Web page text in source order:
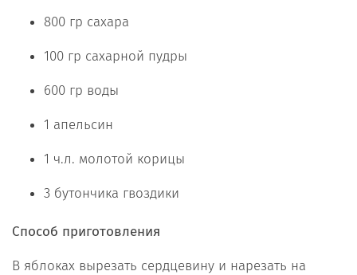
800 гр сахара
100 гр сахарной пудры
600 гр воды
1 апельсин
1 ч.л. молотой корицы
3 бутончика гвоздики
Способ приготовления
В яблоках вырезать сердцевину и нарезать на